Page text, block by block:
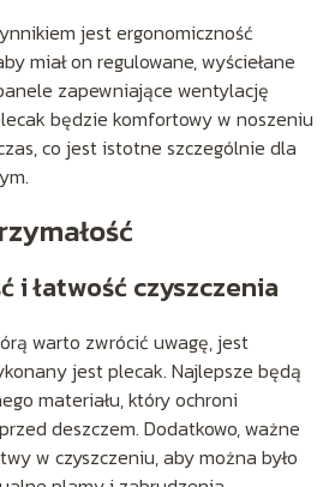
jest ergonomiczność
miał on regulowane, wyściełane
zapewniające wentylację
będzie komfortowy w noszeniu
co jest istotne szczególnie dla
i łatwość czyszczenia
warto zwrócić uwagę, jest
jest plecak. Najlepsze będą
materiału, który ochroni
deszczem. Dodatkowo, ważne
w czyszczeniu, aby można było